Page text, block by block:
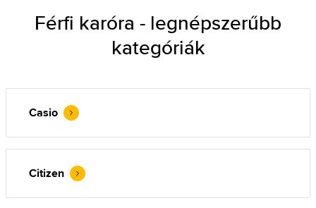
Férfi karóra - legnépszerűbb
kategóriák
Casio
Citizen